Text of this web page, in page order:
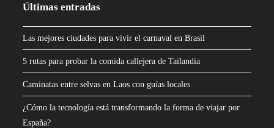
Últimas entradas
Las mejores ciudades para vivir el carnaval en Brasil
5 rutas para probar la comida callejera de Tailandia
Caminatas entre selvas en Laos con guías locales
¿Cómo la tecnología está transformando la forma de viajar por
España?